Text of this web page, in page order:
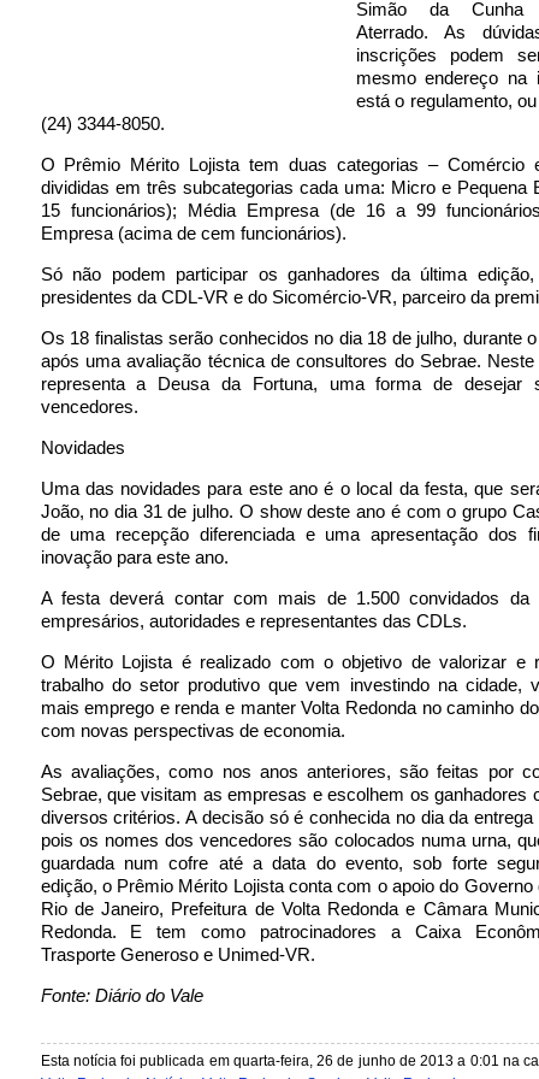
Simão da Cunha
Aterrado. As
inscrições podem
mesmo endereço na
está o regulamento,
(24) 3344-8050.
O Prêmio Mérito Lojista tem duas categorias – Comércio
divididas em três subcategorias cada uma: Micro e Pequena
15 funcionários); Média Empresa (de 16 a 99
Empresa (acima de cem funcionários).
Só não podem participar os ganhadores da última
presidentes da CDL-VR e do Sicomércio-VR, parceiro da
Os 18 finalistas serão conhecidos no dia 18 de julho, durante
após uma avaliação técnica de consultores do Sebrae.
representa a Deusa da Fortuna, uma forma de desejar
vencedores.
Novidades
Uma das novidades para este ano é o local da festa, que
João, no dia 31 de julho. O show deste ano é com o grupo
de uma recepção diferenciada e uma apresentação dos
inovação para este ano.
A festa deverá contar com mais de 1.500 convidados da
empresários, autoridades e representantes das CDLs.
O Mérito Lojista é realizado com o objetivo de valorizar e
trabalho do setor produtivo que vem investindo na cidade,
mais emprego e renda e manter Volta Redonda no caminho
com novas perspectivas de economia.
As avaliações, como nos anos anteriores, são feitas por
Sebrae, que visitam as empresas e escolhem os ganhadores
diversos critérios. A decisão só é conhecida no dia da
pois os nomes dos vencedores são colocados numa urna,
guardada num cofre até a data do evento, sob forte
edição, o Prêmio Mérito Lojista conta com o apoio do Governo
Rio de Janeiro, Prefeitura de Volta Redonda e Câmara
Redonda. E tem como patrocinadores a Caixa
Trasporte Generoso e Unimed-VR.
Fonte: Diário do Vale
Esta notícia foi publicada em quarta-feira, 26 de junho de 2013 a 0:01 na